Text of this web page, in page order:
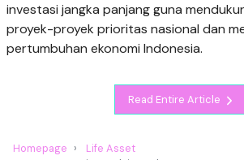
investasi jangka panjang guna
proyek-proyek prioritas nasional dan
pertumbuhan ekonomi Indonesia.
Read Entire Article
Homepage
Life Asset